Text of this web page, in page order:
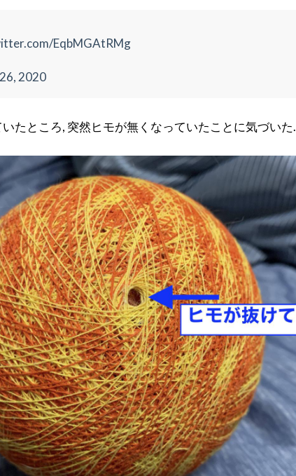
EqbMGAtRMg
2020
たところ, 突然ヒモが無くなっていたことに気づいた.